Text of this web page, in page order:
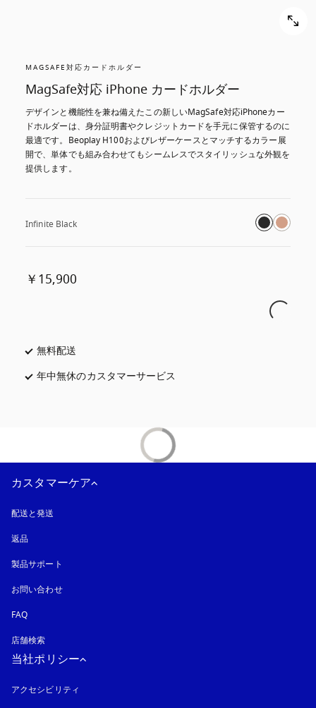
MAGSAFE対応カードホルダー
MagSafe対応 iPhone カードホルダー
デザインと機能性を兼ね備えたこの新しいMagSafe対応iPhoneカー
ドホルダーは、身分証明書やクレジットカードを手元に保管するのに
最適です。Beoplay H100およびレザーケースとマッチするカラー展
開で、単体でも組み合わせてもシームレスでスタイリッシュな外観を
提供します。
Infinite Black
￥15,900
無料配送
年中無休のカスタマーサービス
カスタマーケア
配送と発送
返品
製品サポート
お問い合わせ
FAQ
店舗検索
当社ポリシー
アクセシビリティ